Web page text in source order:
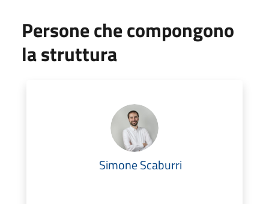
Persone che compongono
la struttura
Simone Scaburri